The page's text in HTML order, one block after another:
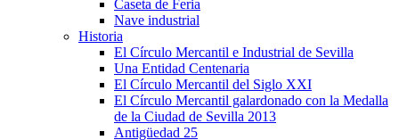
Caseta de Feria
Nave industrial
Historia
El Círculo Mercantil e Industrial de Sevilla
Una Entidad Centenaria
El Círculo Mercantil del Siglo XXI
El Círculo Mercantil galardonado con la Medalla
de la Ciudad de Sevilla 2013
Antigüedad 25